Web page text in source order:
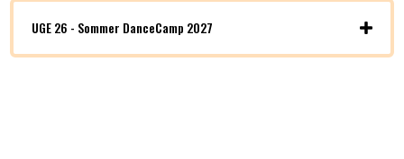
UGE 26 - Sommer DanceCamp 2027